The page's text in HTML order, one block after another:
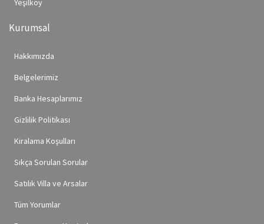
Yeşilköy
Kurumsal
Hakkımızda
Belgelerimiz
Banka Hesaplarımız
Gizlilik Politikası
Kiralama Koşulları
Sıkça Sorulan Sorular
Satılık Villa ve Arsalar
Tüm Yorumlar